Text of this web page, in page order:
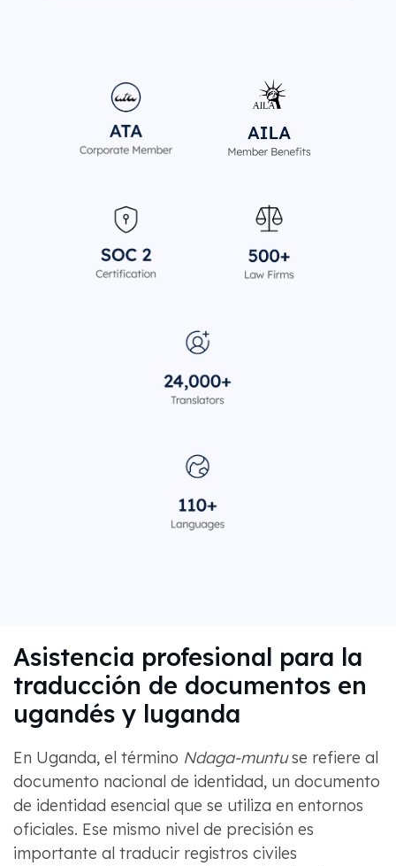
Asistencia profesional para la
traducción de documentos en
ugandés y luganda
En Uganda, el término Ndaga-muntuse refiere al
documento nacional de identidad, un documento
de identidad esencial que se utiliza en entornos
oficiales. Ese mismo nivel de precisión es
importante al traducir registros civiles